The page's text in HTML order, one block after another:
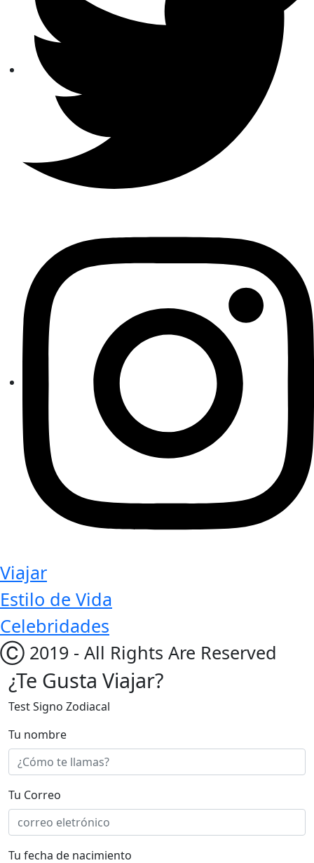
Viajar
Estilo de Vida
Celebridades
Ⓒ 2019 - All Rights Are Reserved
¿Te Gusta Viajar?
Test Signo Zodiacal
Tu nombre
Tu Correo
Tu fecha de nacimiento